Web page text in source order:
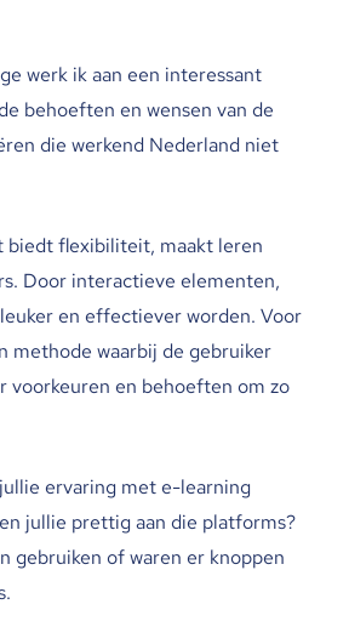
werk ik aan een interessant
behoeften en wensen van de
die werkend Nederland niet
biedt flexibiliteit, maakt leren
Door interactieve elementen,
en effectiever worden. Voor
methode waarbij de gebruiker
voorkeuren en behoeften om zo
ervaring met e-learning
jullie prettig aan die platforms?
gebruiken of waren er knoppen